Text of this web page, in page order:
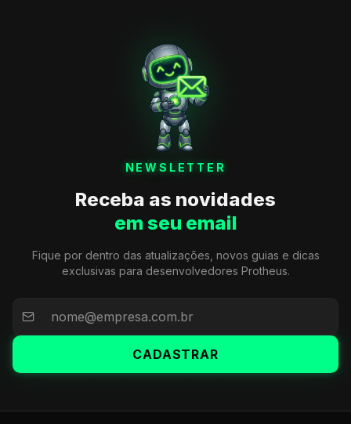
NEWSLETTER
Receba as novidades
em seu email
Fique por dentro das atualizações, novos guias e dicas
exclusivas para desenvolvedores Protheus.
CADASTRAR